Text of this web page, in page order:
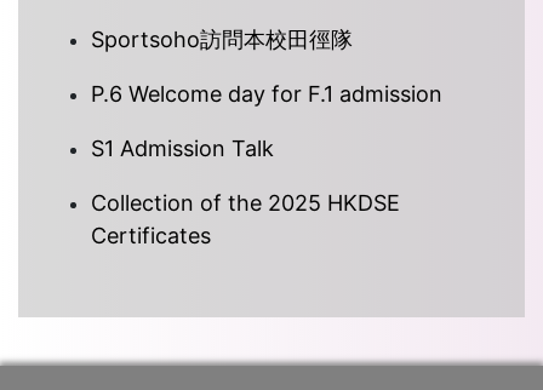
Sportsoho訪問本校田徑隊
P.6 Welcome day for F.1 admission
S1 Admission Talk
Collection of the 2025 HKDSE
Certificates